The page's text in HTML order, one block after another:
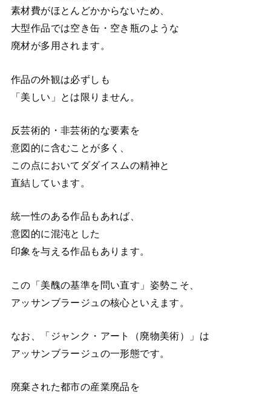
素材費がほとんどかからないため、
大型作品では空き缶・空き瓶のような
廃材が多用されます。
作品の外観は必ずしも
「美しい」とは限りません。
反芸術的・非芸術的な要素を
意図的に含むことが多く、
この点においてダダイスムの精神と
直結しています。
統一性のある作品もあれば、
意図的に混沌とした
印象を与える作品もあります。
この「美醜の基準を問い直す」姿勢こそ、
アッサンブラージュの核心といえます。
なお、「ジャンク・アート（廃物美術）」は
アッサンブラージュの一形態です。
廃棄された都市の産業廃品を